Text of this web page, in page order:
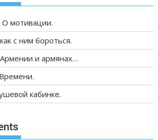
мотивации.
с ним бороться.
и армянах…
кабинке.